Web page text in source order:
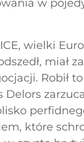
w
wielki
miał
Robił
które